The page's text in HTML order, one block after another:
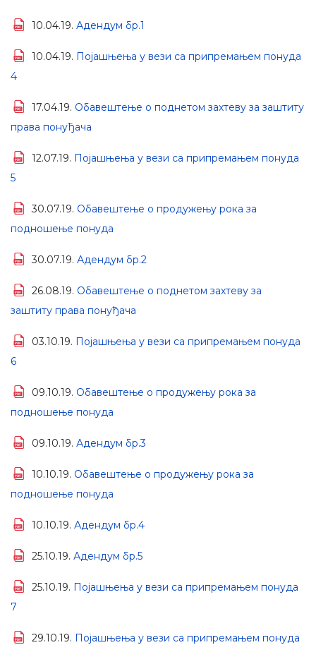
10.04.19. Адендум бр.1
10.04.19. Појашњења у вези са припремањем понуда
4
17.04.19. Обавештење о поднетом захтеву за заштиту
права понуђача
12.07.19. Појашњења у вези са припремањем понуда
5
30.07.19. Обавештење о продужењу рока за
подношење понуда
30.07.19. Адендум бр.2
26.08.19. Обавештење о поднетом захтеву за
заштиту права понуђача
03.10.19. Појашњења у вези са припремањем понуда
6
09.10.19. Обавештење о продужењу рока за
подношење понуда
09.10.19. Адендум бр.3
10.10.19. Обавештење о продужењу рока за
подношење понуда
10.10.19. Адендум бр.4
25.10.19. Адендум бр.5
25.10.19. Појашњења у вези са припремањем понуда
7
29.10.19. Појашњења у вези са припремањем понуда